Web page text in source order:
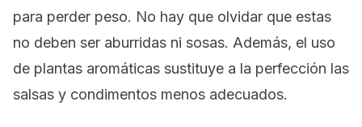
para perder peso. No hay que olvidar que estas
no deben ser aburridas ni sosas. Además, el uso
de plantas aromáticas sustituye a la perfección las
salsas y condimentos menos adecuados.